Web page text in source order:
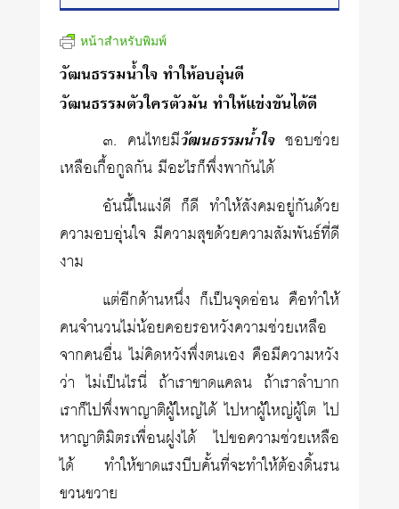
หน้าสำหรับพิมพ์
วัฒนธรรมน้ำใจ ทำให้อบอุ่นดี
วัฒนธรรมตัวใครตัวมัน ทำให้แข่งขันได้ดี
๓. คนไทยมีวัฒนธรรมน้ำใจชอบช่วย
เหลือเกื้อกูลกัน มีอะไรก็พึ่งพากันได้
อันนี้ในแง่ดี ก็ดี ทำให้สังคมอยู่กันด้วย
ความอบอุ่นใจ มีความสุขด้วยความสัมพันธ์ที่ดี
งาม
แต่อีกด้านหนึ่ง ก็เป็นจุดอ่อน คือทำให้
คนจำนวนไม่น้อยคอยรอหวังความช่วยเหลือ
จากคนอื่น ไม่คิดหวังพึ่งตนเอง คือมีความหวัง
ว่า ไม่เป็นไรนี่ ถ้าเราขาดแคลน ถ้าเราลำบาก
เราก็ไปพึ่งพาญาติผู้ใหญ่ได้ ไปหาผู้ใหญ่ผู้โต ไป
หาญาติมิตรเพื่อนฝูงได้ ไปขอความช่วยเหลือ
ได้ ทำให้ขาดแรงบีบคั้นที่จะทำให้ต้องดิ้นรน
ขวนขวาย